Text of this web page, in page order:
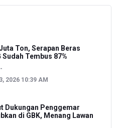
Ton, Serapan Beras
Sudah Tembus 87%
2026 10:39 AM
Dukungan Penggemar
di GBK, Menang Lawan